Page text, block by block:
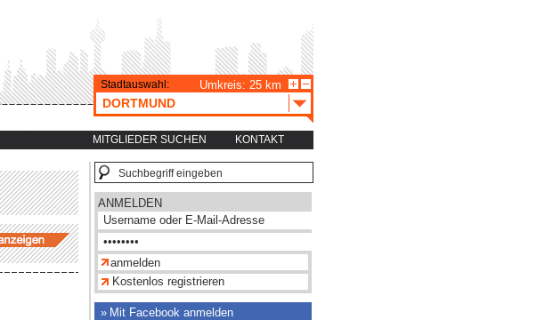
MITGLIEDER SUCHEN KONTAKT
Stadtauswahl: Umkreis: 25 km
DORTMUND
ANMELDEN
Kostenlos registrieren
Mit Facebook anmelden